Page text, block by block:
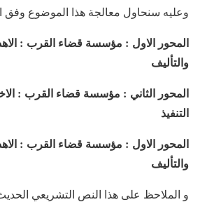
وعليه سنحاول معالجة هذا الموضوع وفق
المحور الاول : مؤسسة قضاء القرب :
والتأليف
المحور الثاني : مؤسسة قضاء القرب :
التنفيذ
المحور الاول : مؤسسة قضاء القرب :
والتأليف
و الملاحظ على هذا النص التشريعي